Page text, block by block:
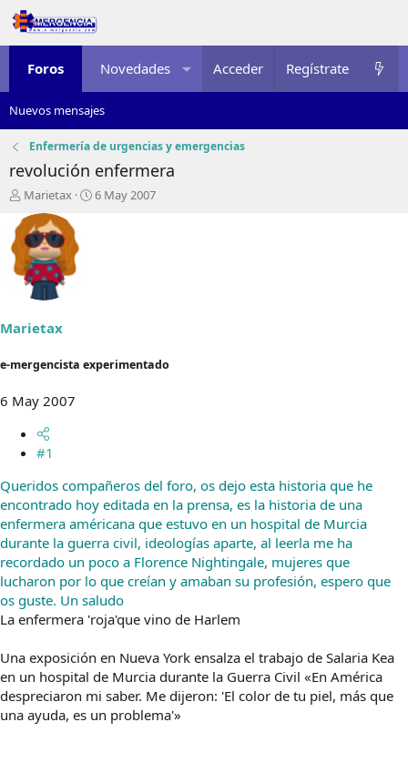
Foros Novedades Multimedia Recursos
Acceder Regístrate
Nuevos mensajes
Enfermería de urgencias y emergencias
revolución enfermera
I
c
i
a
r
l
e
a
Marietax
F
i
6 May 2007
Marietax
e-mergencista experimentado
6 May 2007
#1
Queridos compañeros del foro, os dejo esta historia que he
encontrado hoy editada en la prensa, es la historia de una
enfermera américana que estuvo en un hospital de Murcia
durante la guerra civil, ideologías aparte, al leerla me ha
recordado un poco a Florence Nightingale, mujeres que
lucharon por lo que creían y amaban su profesión, espero que
os guste. Un saludo
La enfermera 'roja'que vino de Harlem
Una exposición en Nueva York ensalza el trabajo de Salaria Kea
en un hospital de Murcia durante la Guerra Civil «En América
despreciaron mi saber. Me dijeron: 'El color de tu piel, más que
una ayuda, es un problema'»